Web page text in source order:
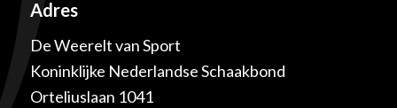
Adres
De Weerelt van Sport
Koninklijke Nederlandse Schaakbond
Orteliuslaan 1041